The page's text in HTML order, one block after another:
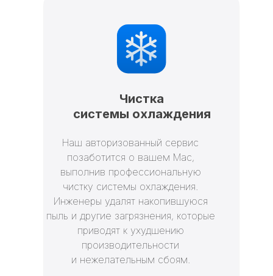
Наш авторизованный сервис
позаботится о вашем Mac,
выполнив профессиональную
чистку системы охлаждения.
Инженеры удалят накопившуюся
пыль и другие загрязнения, которые
приводят к ухудшению
производительности
и нежелательным сбоям.
Чистка
системы охлаждения